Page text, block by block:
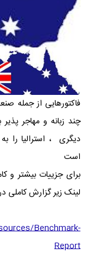
چند زبانه و مهاجر
دیگری ، استرالیا را
است
برای جزییات بیشتر و
لینک زیر گزارش کاملی
Benchmark-
Report